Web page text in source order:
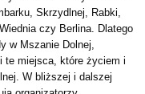
Skrzydlnej, Rabki,
czy Berlina. Dlatego
w Mszanie Dolnej,
te miejsca, które życiem i
W bliższej i dalszej